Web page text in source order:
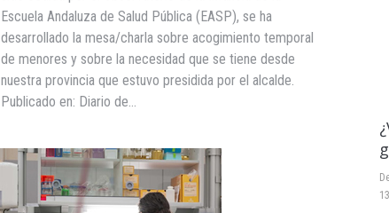
Escuela Andaluza de Salud Pública (EASP), se ha
desarrollado la mesa/charla sobre acogimiento temporal
de menores y sobre la necesidad que se tiene desde
nuestra provincia que estuvo presidida por el alcalde.
Publicado en: Diario de…